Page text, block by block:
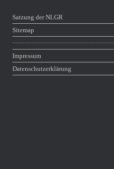
Satzung der NLGR
Sitemap
∙∙∙∙∙∙∙∙∙∙∙∙∙∙∙∙∙∙∙∙∙∙∙∙∙∙∙∙∙∙∙∙∙∙∙∙∙∙∙∙∙∙∙∙∙∙∙∙∙∙∙∙∙∙∙∙∙∙∙∙∙∙∙∙∙∙∙∙
Impressum
Datenschutzerklärung